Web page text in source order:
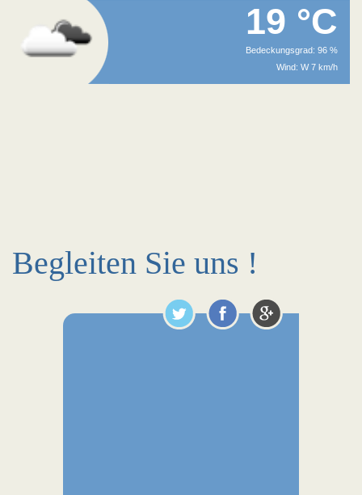
19 °C
Bedeckungsgrad: 96 %
Wind: W 7 km/h
Begleiten Sie uns !